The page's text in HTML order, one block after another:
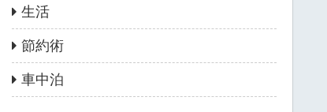
生活
節約術
車中泊